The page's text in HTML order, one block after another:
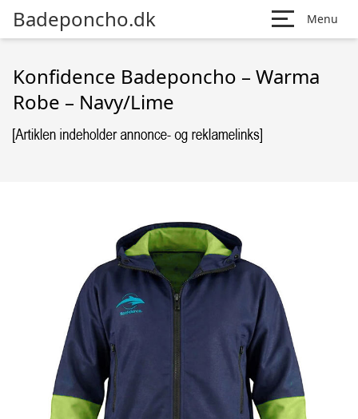
Badeponcho.dk Menu
Konfidence Badeponcho – Warma
Robe – Navy/Lime